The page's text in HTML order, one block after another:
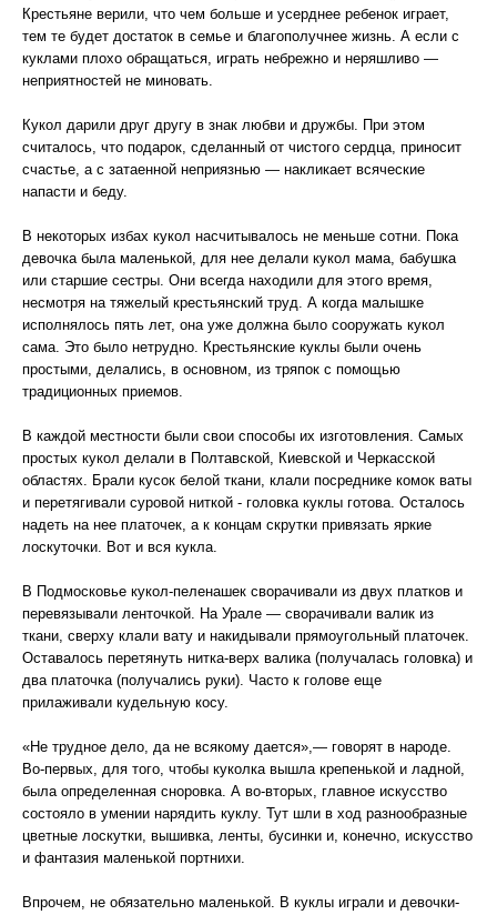
Крестьяне верили, что чем больше и усерднее ребенок играет,
тем те будет достаток в семье и благополучнее жизнь. А если с
куклами плохо обращаться, играть небрежно и неряшливо —
неприятностей не миновать.
Кукол дарили друг другу в знак любви и дружбы. При этом
считалось, что подарок, сделанный от чистого сердца, приносит
счастье, а с затаенной неприязнью — накликает всяческие
напасти и беду.
В некоторых избах кукол насчитывалось не меньше сотни. Пока
девочка была маленькой, для нее делали кукол мама, бабушка
или старшие сестры. Они всегда находили для этого время,
несмотря на тяжелый крестьянский труд. А когда малышке
исполнялось пять лет, она уже должна было сооружать кукол
сама. Это было нетрудно. Крестьянские куклы были очень
простыми, делались, в основном, из тряпок с помощью
традиционных приемов.
В каждой местности были свои способы их изготовления. Самых
простых кукол делали в Полтавской, Киевской и Черкасской
областях. Брали кусок белой ткани, клали посреднике комок ваты
и перетягивали суровой ниткой - головка куклы готова. Осталось
надеть на нее платочек, а к концам скрутки привязать яркие
лоскуточки. Вот и вся кукла.
В Подмосковье кукол-пеленашек сворачивали из двух платков и
перевязывали ленточкой. На Урале — сворачивали валик из
ткани, сверху клали вату и накидывали прямоугольный платочек.
Оставалось перетянуть нитка-верх валика (получалась головка) и
два платочка (получались руки). Часто к голове еще
прилаживали кудельную косу.
«Не трудное дело, да не всякому дается»,— говорят в народе.
Во-первых, для того, чтобы куколка вышла крепенькой и ладной,
была определенная сноровка. А во-вторых, главное искусство
состояло в умении нарядить куклу. Тут шли в ход разнообразные
цветные лоскутки, вышивка, ленты, бусинки и, конечно, искусство
и фантазия маленькой портнихи.
Впрочем, не обязательно маленькой. В куклы играли и девочки-